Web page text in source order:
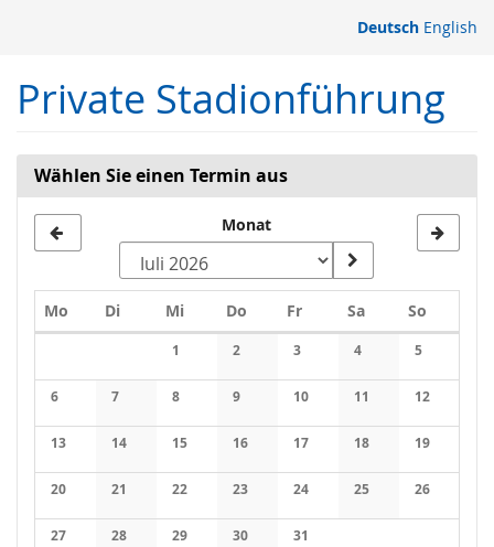
springen
Deutsch English
Private Stadionführung
Wählen Sie einen Termin aus
Monat
Mo Montag
DiDienstag
MiMittwoch
Do Donnerstag
FrFreitagSaSamstag
So
1
Keine Veranstaltungen
2
Keine Veranstaltungen
3
Keine Veranstaltungen
4
Keine
5
Keine
6
Keine Veranstaltungen
7
Keine Veranstaltungen
8
Keine Veranstaltungen
9
Keine Veranstaltungen
10
Keine Veranstaltungen
11
Keine
12
Keine
13
Keine Veranstaltungen
14
Keine Veranstaltungen
15
Keine Veranstaltungen
16
Keine Veranstaltungen
17
Keine Veranstaltungen
18
Keine
19
Keine
20
Keine Veranstaltungen
21
Keine Veranstaltungen
22
Keine Veranstaltungen
23
Keine Veranstaltungen
24
Keine Veranstaltungen
25
Keine
26
Keine
27 28 29 30 31